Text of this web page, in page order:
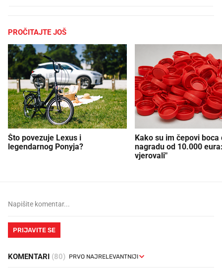
PROČITAJTE JOŠ
Što povezuje Lexus i
legendarnog Ponyja?
Kako su im čepovi boca
nagradu od 10.000
vjerovali"
PRIJAVITE SE
KOMENTARI (80)